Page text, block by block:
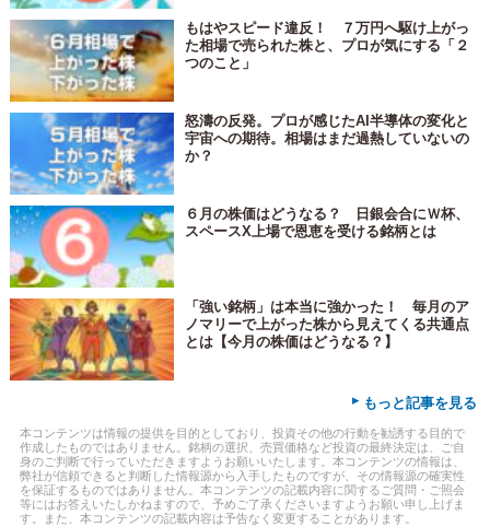
もはやスピード違反！ ７万円へ駆け上がっ
た相場で売られた株と、プロが気にする「２
つのこと」
怒濤の反発。プロが感じたAI半導体の変化と
宇宙への期待。相場はまだ過熱していないの
か？
６月の株価はどうなる？ 日銀会合にＷ杯、
スペースX上場で恩恵を受ける銘柄とは
「強い銘柄」は本当に強かった！ 毎月のア
ノマリーで上がった株から見えてくる共通点
とは【今月の株価はどうなる？】
▸ もっと記事を見る
本コンテンツは情報の提供を目的としており、投資その他の行動を勧誘する目的で
作成したものではありません。銘柄の選択、売買価格など投資の最終決定は、ご自
身のご判断で行っていただきますようお願いいたします。本コンテンツの情報は、
弊社が信頼できると判断した情報源から入手したものですが、その情報源の確実性
を保証するものではありません。本コンテンツの記載内容に関するご質問・ご照会
等にはお答えいたしかねますので、予めご了承くださいますようお願い申し上げま
す。また、本コンテンツの記載内容は予告なく変更することがあります。